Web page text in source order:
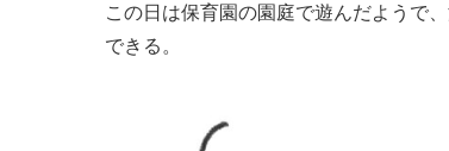
この日は保育園の園庭で遊んだようで
できる。